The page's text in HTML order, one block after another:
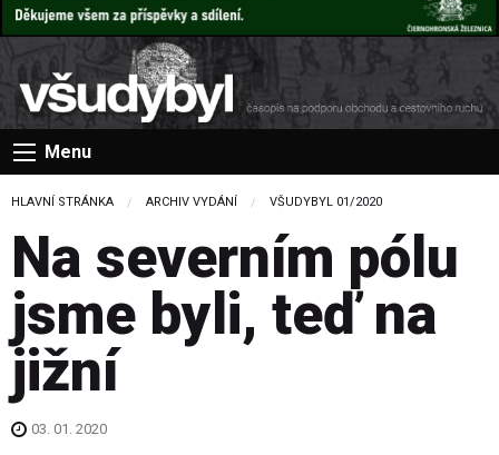
Menu
HLAVNÍ STRÁNKA ARCHIV VYDÁNÍ VŠUDYBYL 01/2020
Na severním pólu
jsme byli, teď na
jižní
03. 01. 2020